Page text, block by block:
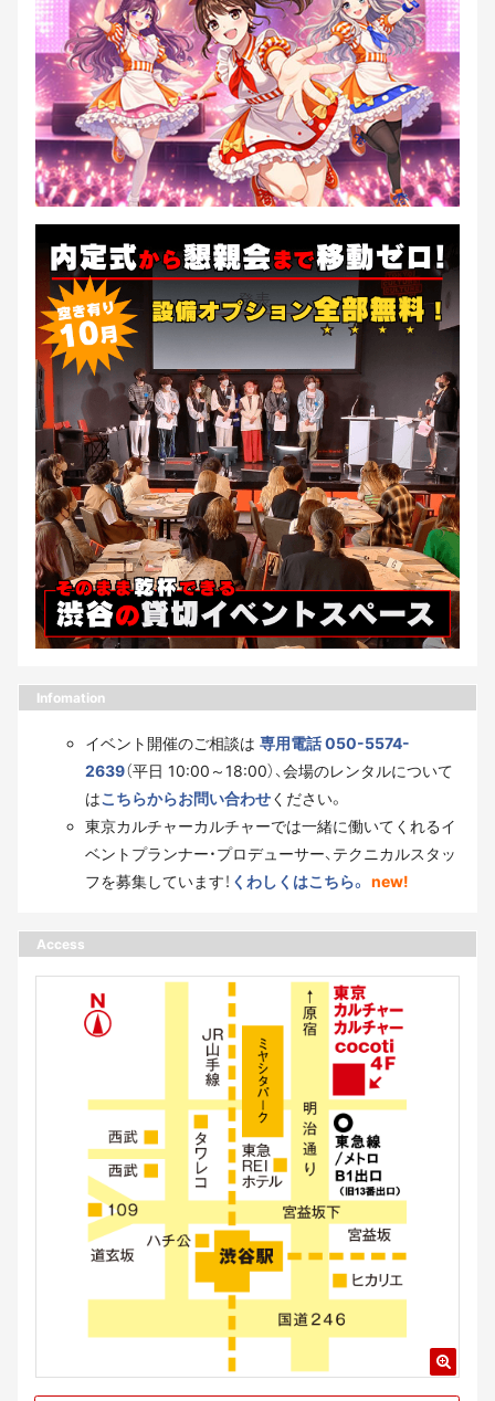
Infomation
イベント開催のご相談は 専用電話 050-5574-
2639（平日 10:00～18:00）、会場のレンタルについて
はこちらからお問い合わせください。
東京カルチャーカルチャーでは一緒に働いてくれるイ
ベントプランナー・プロデューサー、テクニカルスタッ
フを募集しています！ くわしくはこちら。 new!
Access